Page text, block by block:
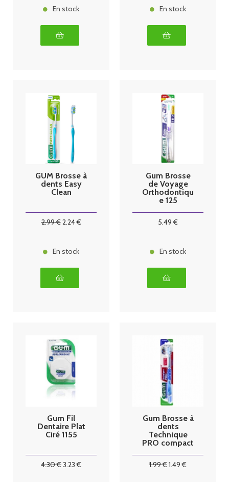
En stock En stock
GUM Brosse à
dents Easy
Clean
2.99€2.24€
En stock
Gum Brosse
de Voyage
Orthodontiqu
e 125
5.49 €
En stock
Gum Fil
Dentaire Plat
Ciré 1155
4.30€3.23 €
Gum Brosse à
dents
Technique
PRO compact
1.99€1.49 €